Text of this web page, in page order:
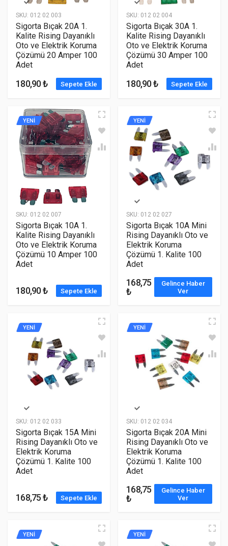
SKU: 012 02 003
Sigorta Bıçak 20A 1.
Kalite Rising Dayanıklı
Oto ve Elektrik Koruma
Çözümü 20 Amper 100
Adet
180,90 ₺ Sepete Ekle
SKU: 012 02 004
Sigorta Bıçak 30A 1.
Kalite Rising Dayanıklı
Oto ve Elektrik Koruma
Çözümü 30 Amper 100
Adet
180,90 ₺ Sepete Ekle
SKU: 012 02 007
YENİ
Sigorta Bıçak 10A 1.
Kalite Rising Dayanıklı
Oto ve Elektrik Koruma
Çözümü 10 Amper 100
Adet
180,90 ₺ Sepete Ekle
SKU: 012 02 027
YENİ
Sigorta Bıçak 10A Mini
Rising Dayanıklı Oto ve
Elektrik Koruma
Çözümü 1. Kalite 100
Adet
168,75
₺
Gelince Haber
Ver
SKU: 012 02 033
YENİ
Sigorta Bıçak 15A Mini
Rising Dayanıklı Oto ve
Elektrik Koruma
Çözümü 1. Kalite 100
Adet
168,75 ₺ Sepete Ekle
SKU: 012 02 034
YENİ
Sigorta Bıçak 20A Mini
Rising Dayanıklı Oto ve
Elektrik Koruma
Çözümü 1. Kalite 100
Adet
168,75
₺
Gelince Haber
Ver
YENİ YENİ